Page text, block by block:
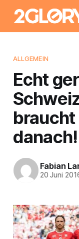
ALLGEMEIN
Echt
danach!
Fabian
20 Juni